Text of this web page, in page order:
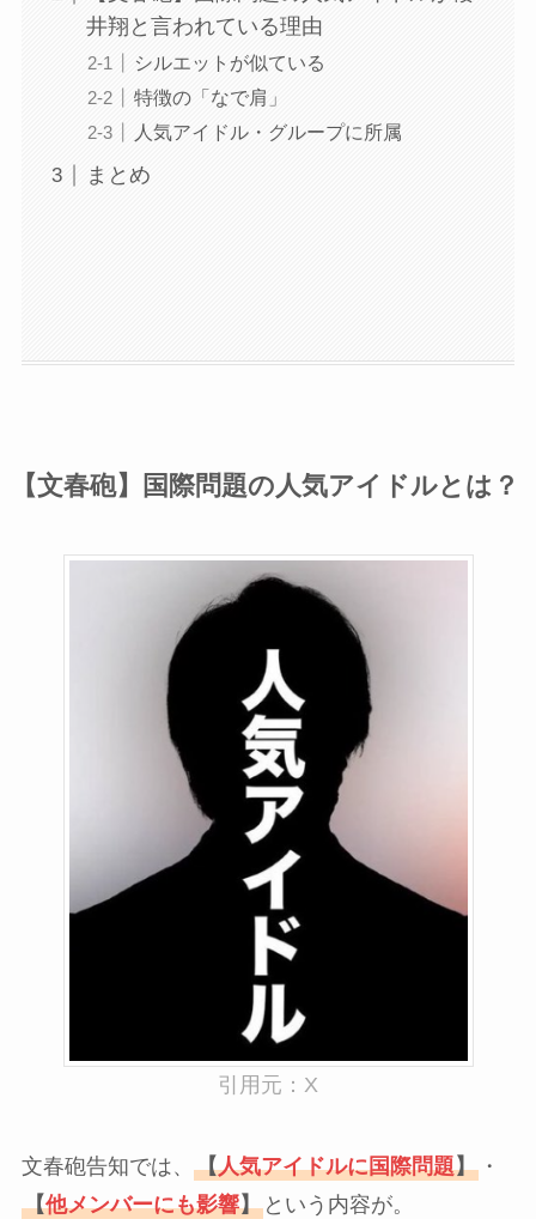
井翔と言われている理由
シルエットが似ている
特徴の「なで肩」
人気アイドル・グループに所属
まとめ
【文春砲】国際問題の人気アイドルとは？
引用元：X
文春砲告知では、 【人気アイドルに国際問題】・
【他メンバーにも影響】という内容が。